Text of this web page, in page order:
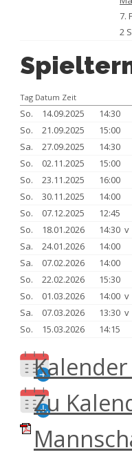
7.
2
Tag Datum Zeit
So. 14.09.2025
14:30
So.
21.09.2025
15:00
Sa.
27.09.2025
14:30
So.
02.11.2025
15:00
So.
23.11.2025
16:00
So.
30.11.2025
14:00
So.
07.12.2025
12:45
So.
18.01.2026
14:30
Sa.
24.01.2026
14:00
Sa.
07.02.2026
14:00
So.
22.02.2026
15:30
So.
01.03.2026
14:00
Sa.
07.03.2026
13:30
So.
15.03.2026 14:15
Zu